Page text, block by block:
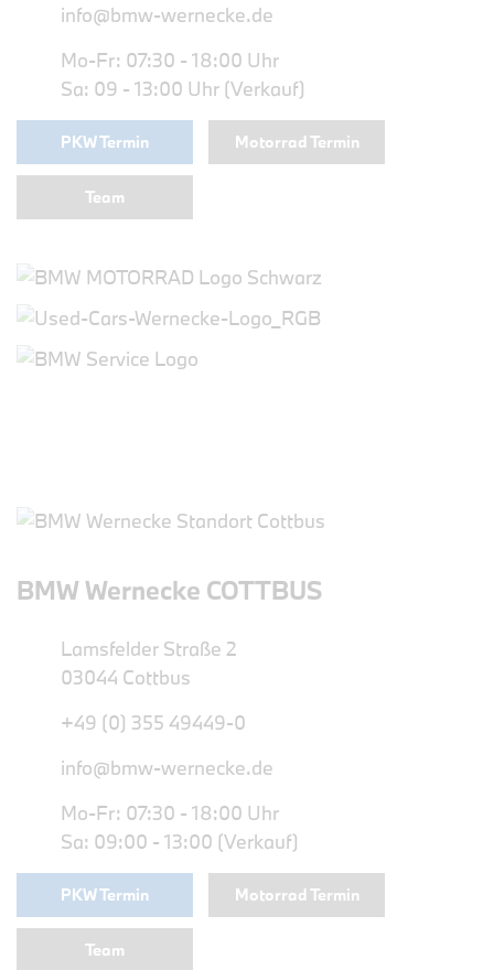
info@bmw-wernecke.de
Mo-Fr: 07:30 - 18:00 Uhr
Sa: 09 - 13:00 Uhr (Verkauf)
PKW Termin Motorrad Termin
Team
BMW Wernecke COTTBUS
Lamsfelder Straße 2
03044 Cottbus
+49 (0) 355 49449-0
info@bmw-wernecke.de
Mo-Fr: 07:30 - 18:00 Uhr
Sa: 09:00 - 13:00 (Verkauf)
PKW Termin Motorrad Termin
Team